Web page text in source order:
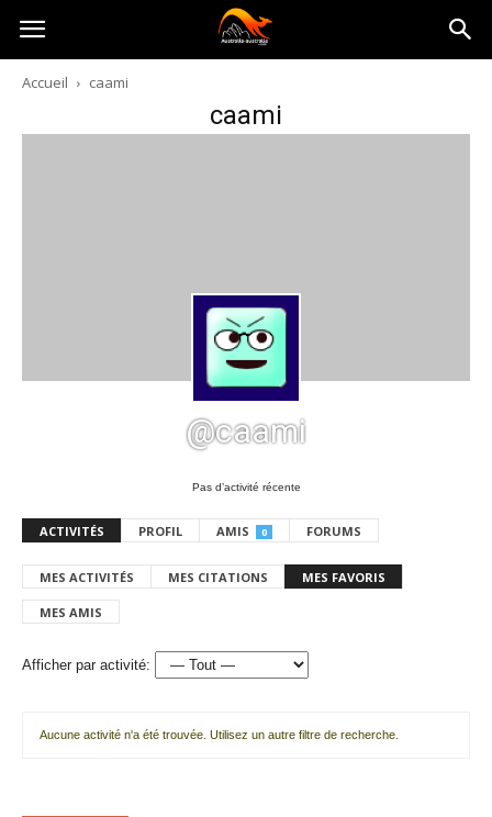
Australia-
australie.com
Accueil caami
caami
@caami
Pas d’activité récente
ACTIVITÉS PROFIL AMIS 0 FORUMS
MES ACTIVITÉS MES CITATIONS MES FAVORIS
MES AMIS
Afficher par activité:
Aucune activité n'a été trouvée. Utilisez un autre filtre de recherche.